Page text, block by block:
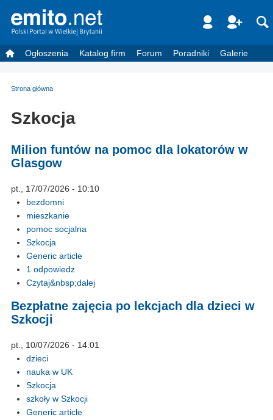
Ogłoszenia Katalog firm Forum Poradniki Galerie
Strona główna
Szkocja
Milion funtów na pomoc dla lokatorów w
Glasgow
pt., 17/07/2026 - 10:10
bezdomni
mieszkanie
pomoc socjalna
Szkocja
Generic article
1 odpowiedz
Czytaj&nbsp;dalej
Bezpłatne zajęcia po lekcjach dla dzieci w
Szkocji
pt., 10/07/2026 - 14:01
dzieci
nauka w UK
Szkocja
szkoły w Szkocji
Generic article